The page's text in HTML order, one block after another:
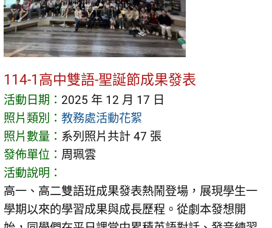
114-1高中雙語-聖誕節成果發表
活動日期： 2025 年 12 月 17 日
照片類別： 教務處活動花絮
照片數量： 系列照片共計 47 張
發佈單位： 周珮雲
活動說明：
高一、高二雙語班成果發表熱鬧登場，展現學生一
學期以來的學習成果與成長歷程。從劇本發想開